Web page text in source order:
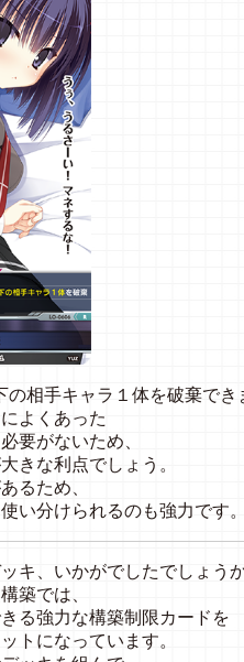
の相手キャラ１体を破棄でき
よくあった
要がないため、
きな利点でしょう。
るため、
い分けられるのも強力です
キ、いかがでしたでしょう
築では、
る強力な構築制限カードを
トになっています。